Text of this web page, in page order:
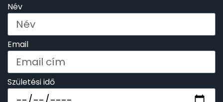
Név
Email
Születési idő